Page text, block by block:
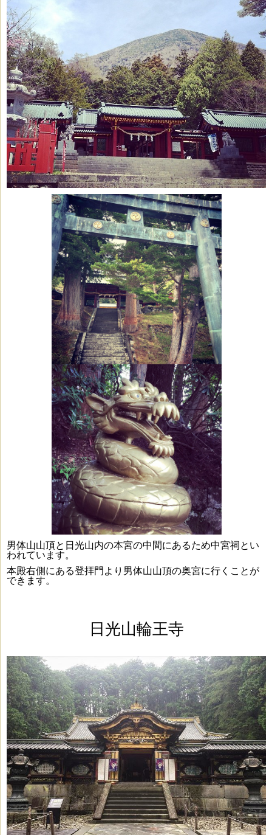
男体山山頂と日光山内の本宮の中間にあるため中宮祠とい
われています。
本殿右側にある登拝門より男体山山頂の奥宮に行くことが
できます。
日光山輪王寺